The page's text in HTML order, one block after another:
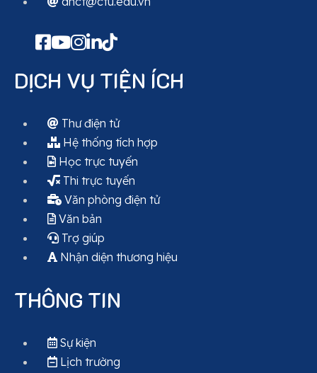
DỊCH VỤ TIỆN ÍCH
Thư điện tử
Hệ thống tích hợp
Học trực tuyến
Thi trực tuyến
Văn phòng điện tử
Văn bản
Trợ giúp
Nhận diện thương hiệu
THÔNG TIN
Sự kiện
Lịch trường